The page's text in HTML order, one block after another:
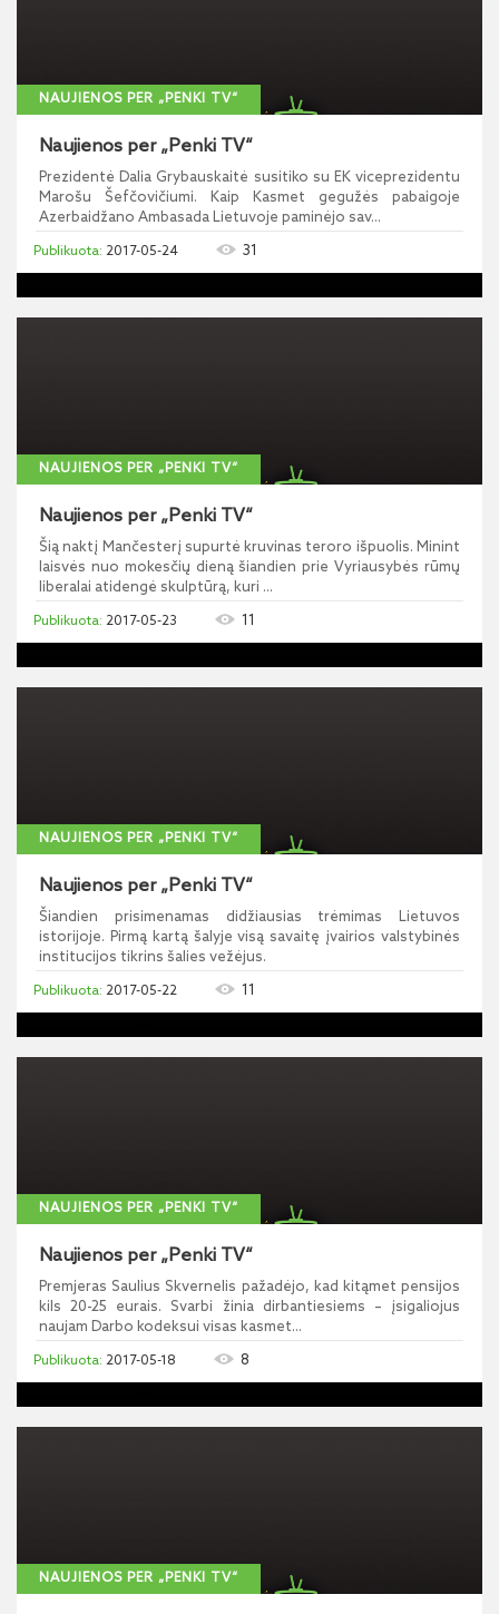
NAUJIENOS PER „PENKI TV“
Naujienos per „Penki TV“
Prezidentė Dalia Grybauskaitė susitiko su EK viceprezidentu
Marošu Šefčovičiumi. Kaip Kasmet gegužės pabaigoje
Azerbaidžano Ambasada Lietuvoje paminėjo sav...
2017-05-24 31
NAUJIENOS PER „PENKI TV“
Naujienos per „Penki TV“
Šią naktį Mančesterį supurtė kruvinas teroro išpuolis. Minint
laisvės nuo mokesčių dieną šiandien prie Vyriausybės rūmų
liberalai atidengė skulptūrą, kuri ...
2017-05-23 11
NAUJIENOS PER „PENKI TV“
Naujienos per „Penki TV“
Šiandien prisimenamas didžiausias trėmimas Lietuvos
istorijoje. Pirmą kartą šalyje visą savaitę įvairios valstybinės
institucijos tikrins šalies vežėjus.
2017-05-22 11
NAUJIENOS PER „PENKI TV“
Naujienos per „Penki TV“
Premjeras Saulius Skvernelis pažadėjo, kad kitąmet pensijos
kils 20-25 eurais. Svarbi žinia dirbantiesiems – įsigaliojus
naujam Darbo kodeksui visas kasmet...
2017-05-18 8
NAUJIENOS PER „PENKI TV“